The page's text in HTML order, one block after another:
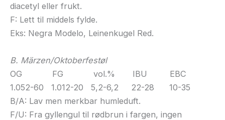
diacetyl eller frukt.
F: Lett til middels fylde.
Eks: Negra Modelo, Leinenkugel Red.
B. Märzen/Oktoberfestøl
OG FG vol.% IBU EBC
1.052-60 1.012-20 5,2-6,2 22-28 10-35
B/A: Lav men merkbar humleduft.
F/U: Fra gyllengul til rødbrun i fargen, ingen